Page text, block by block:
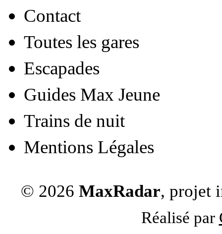
Contact
Toutes les gares
Escapades
Guides Max Jeune
Trains de nuit
Mentions Légales
© 2026 MaxRadar, projet
Réalisé par